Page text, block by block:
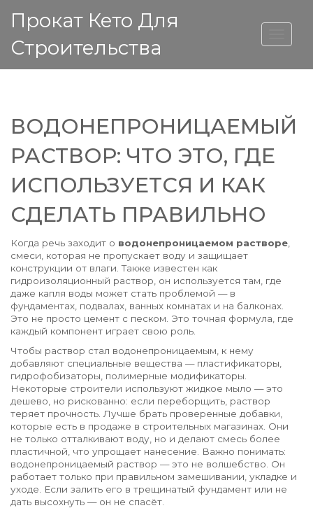
Прокат Кето Для
Строительства
ВЫСОТА ДОМА
ВОДОНЕПРОНИЦАЕМЫЙ
РАСТВОР: ЧТО ЭТО, ГДЕ
ИСПОЛЬЗУЕТСЯ И КАК
СДЕЛАТЬ ПРАВИЛЬНО
Когда речь заходит о водонепроницаемом растворе
смеси, которая не пропускает воду и защищает
конструкции от влаги . Также известен как
гидроизоляционный раствор , он используется там, где
даже капля воды может стать проблемой — в
фундаментах, подвалах, ванных комнатах и на балконах.
Это не просто цемент с песком. Это точная формула, где
каждый компонент играет свою роль.
Чтобы раствор стал водонепроницаемым, к нему
добавляют специальные вещества — пластификаторы,
гидрофобизаторы, полимерные модификаторы.
Некоторые строители используют жидкое мыло — это
дешево, но рискованно: если переборщить, раствор
теряет прочность. Лучше брать проверенные добавки,
которые есть в продаже в строительных магазинах. Они
не только отталкивают воду, но и делают смесь более
пластичной, что упрощает нанесение. Важно понимать:
водонепроницаемый раствор — это не волшебство. Он
работает только при правильном замешивании, укладке и
уходе. Если залить его в трещинатый фундамент или не
дать высохнуть — он не спасёт.